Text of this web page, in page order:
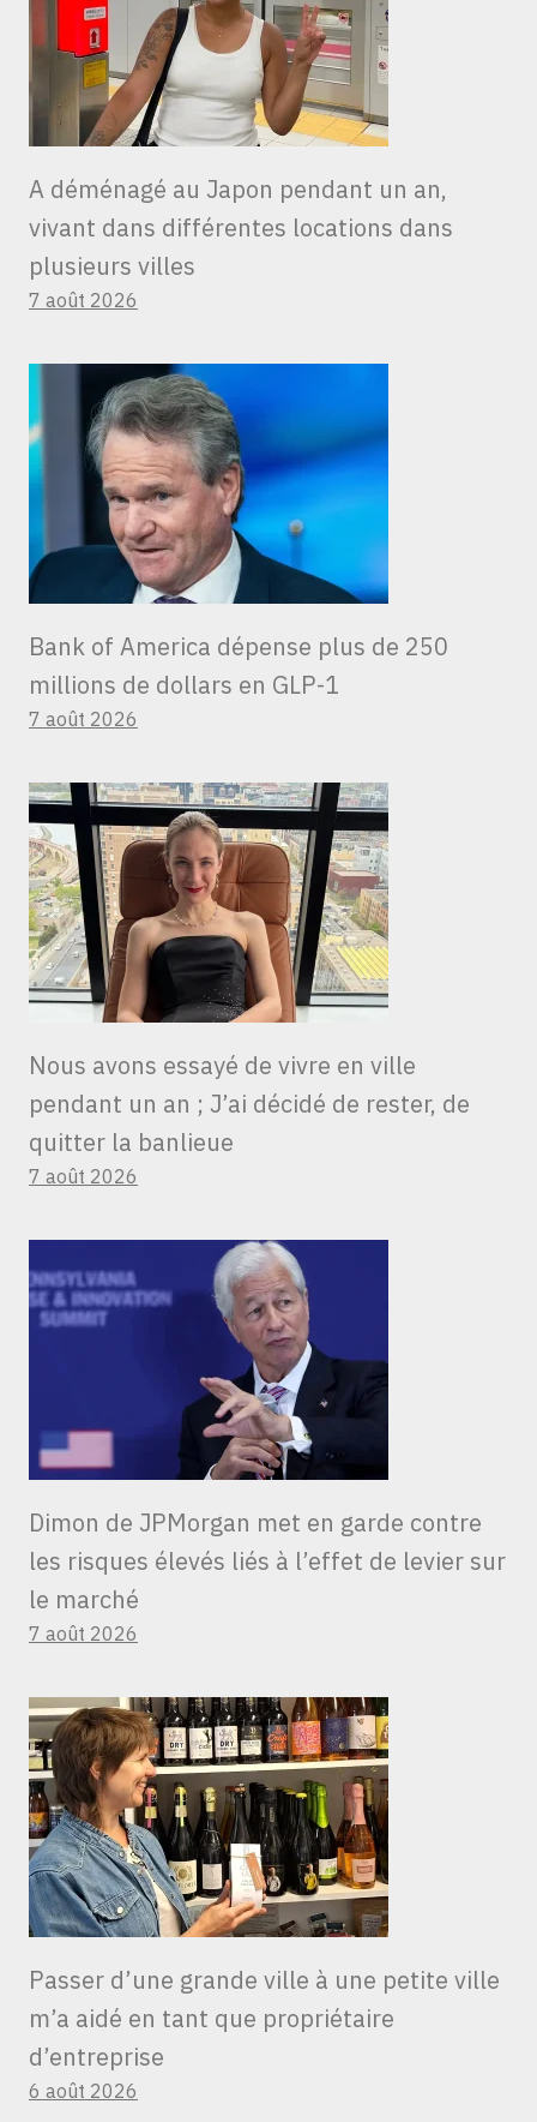
A déménagé au Japon pendant un an,
vivant dans différentes locations dans
plusieurs villes
7 août 2026
Bank of America dépense plus de 250
millions de dollars en GLP-1
7 août 2026
Nous avons essayé de vivre en ville
pendant un an ; J’ai décidé de rester, de
quitter la banlieue
7 août 2026
Dimon de JPMorgan met en garde contre
les risques élevés liés à l’effet de levier sur
le marché
7 août 2026
Passer d’une grande ville à une petite ville
m’a aidé en tant que propriétaire
d’entreprise
6 août 2026